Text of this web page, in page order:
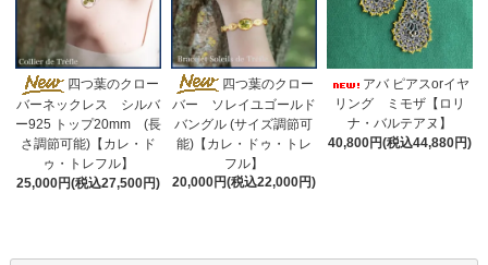
四つ葉のクロー
バーネックレス シルバ
ー925 トップ20mm (長
さ調節可能)【カレ・ド
ゥ・トレフル】
25,000円(税込27,500円)
四つ葉のクロー
バー ソレイユゴールド
バングル (サイズ調節可
能)【カレ・ドゥ・トレ
フル】
20,000円(税込22,000円)
アバ ピアスorイヤ
リング ミモザ【ロリ
ナ・バルテアヌ】
40,800円(税込44,880円)